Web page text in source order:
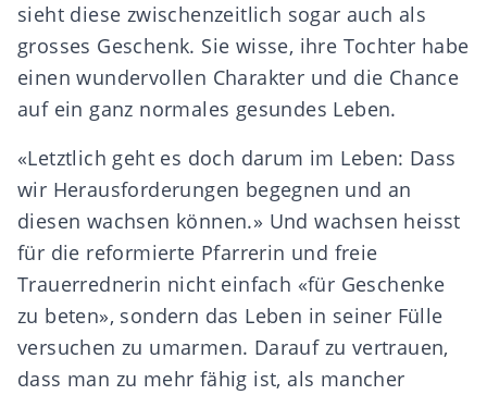
sieht diese zwischenzeitlich sogar auch als
grosses Geschenk. Sie wisse, ihre Tochter habe
einen wundervollen Charakter und die Chance
auf ein ganz normales gesundes Leben.
«Letztlich geht es doch darum im Leben: Dass
wir Herausforderungen begegnen und an
diesen wachsen können.» Und wachsen heisst
für die reformierte Pfarrerin und freie
Trauerrednerin nicht einfach «für Geschenke
zu beten», sondern das Leben in seiner Fülle
versuchen zu umarmen. Darauf zu vertrauen,
dass man zu mehr fähig ist, als mancher